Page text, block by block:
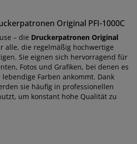
Original PFI-1000C
– die Druckerpatronen Original
alle, die regelmäßig hochwertige
Sie eignen sich hervorragend für
Fotos und Grafiken, bei denen es
Farben ankommt. Dank
sie häufig in professionellen
um konstant hohe Qualität zu